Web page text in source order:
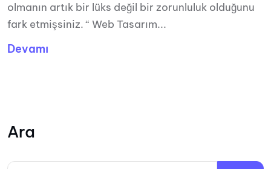
olmanın artık bir lüks değil bir zorunluluk olduğunu
fark etmişsiniz. “ Web Tasarım...
Devamı
Ara